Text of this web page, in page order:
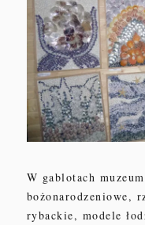
W gablotach
bożonarodzeniowe,
rybackie, modele